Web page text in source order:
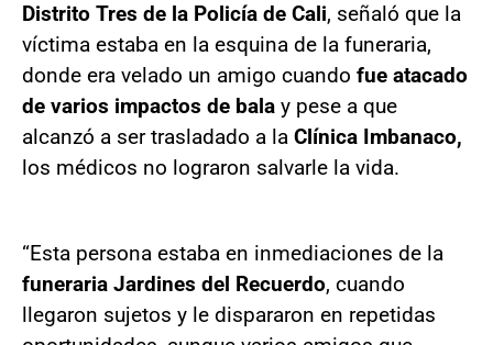
Distrito Tres de la Policía de Cali, señaló que la
víctima estaba en la esquina de la funeraria,
donde era velado un amigo cuando fue atacado
de varios impactos de bala y pese a que
alcanzó a ser trasladado a la Clínica Imbanaco,
los médicos no lograron salvarle la vida.
“Esta persona estaba en inmediaciones de la
funeraria Jardines del Recuerdo, cuando
llegaron sujetos y le dispararon en repetidas